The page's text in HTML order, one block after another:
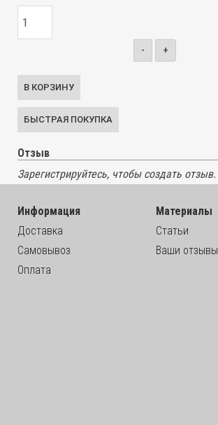
- +
Отзыв
Зарегистрируйтесь, чтобы создать отзыв.
Информация
Доставка
Самовывоз
Оплата
Материалы
Статьи
Ваши отзывы